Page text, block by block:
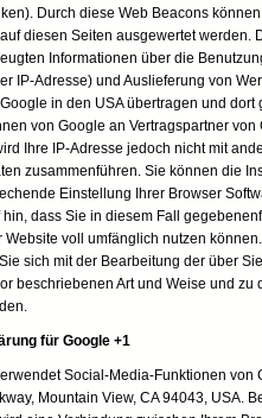
Durch diese Web Beacons
diesen Seiten ausgewertet werden.
Informationen über die
IP-Adresse) und Auslieferung von
in den USA übertragen und dort
von Google an Vertragspartner
Ihre IP-Adresse jedoch nicht mit
zusammenführen. Sie können die
Einstellung Ihrer Browser
dass Sie in diesem Fall
Website voll umfänglich nutzen
sich mit der Bearbeitung der über
beschriebenen Art und Weise und zu
für Google +1
Social-Media-Funktionen von
Mountain View, CA 94043, USA.